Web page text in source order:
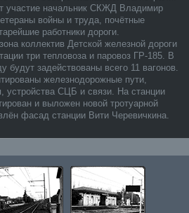
участие начальник СКЖД Владимир
войны и труда, почётные
работники дороги.
коллектив Детской железной дороги
три тепловоза и паровоз ГР-185. В
будут задействованы всего 11 вагонов.
железнодорожные пути,
устройства СЦБ и связи. На станции
и выложен новой тротуарной
фасад станции Вити Черевичкина.